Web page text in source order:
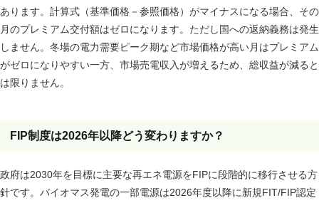
あります。計算式（基準価格－参照価格）がマイナスになる場合、その
月のプレミアム交付額はゼロになります。ただし国への返納義務は発生
しません。冬場の電力需要ピーク期など市場価格が高い月はプレミアム
がゼロになりやすい一方、市場売電収入が増えるため、総収益が減ると
は限りません。
FIP制度は2026年以降どう変わりますか？
政府は2030年を目標に主要な再エネ電源をFIPに段階的に移行させる方
針です。バイオマス発電の一部電源は2026年度以降に新規FIT/FIP認定